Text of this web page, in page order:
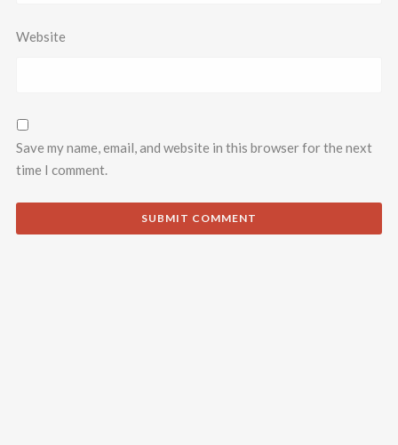
Website
Save my name, email, and website in this browser for the next
time I comment.